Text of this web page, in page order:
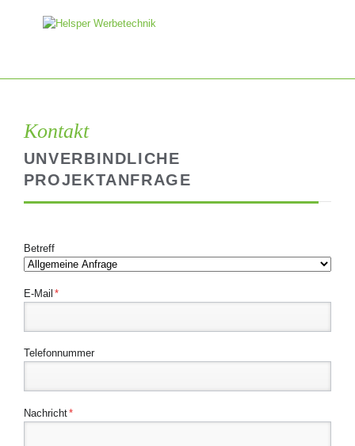
Kontakt
UNVERBINDLICHE
PROJEKTANFRAGE
Betreff
Pflichtfeld
E-Mail *
Telefonnummer
Pflichtfeld
Nachricht*